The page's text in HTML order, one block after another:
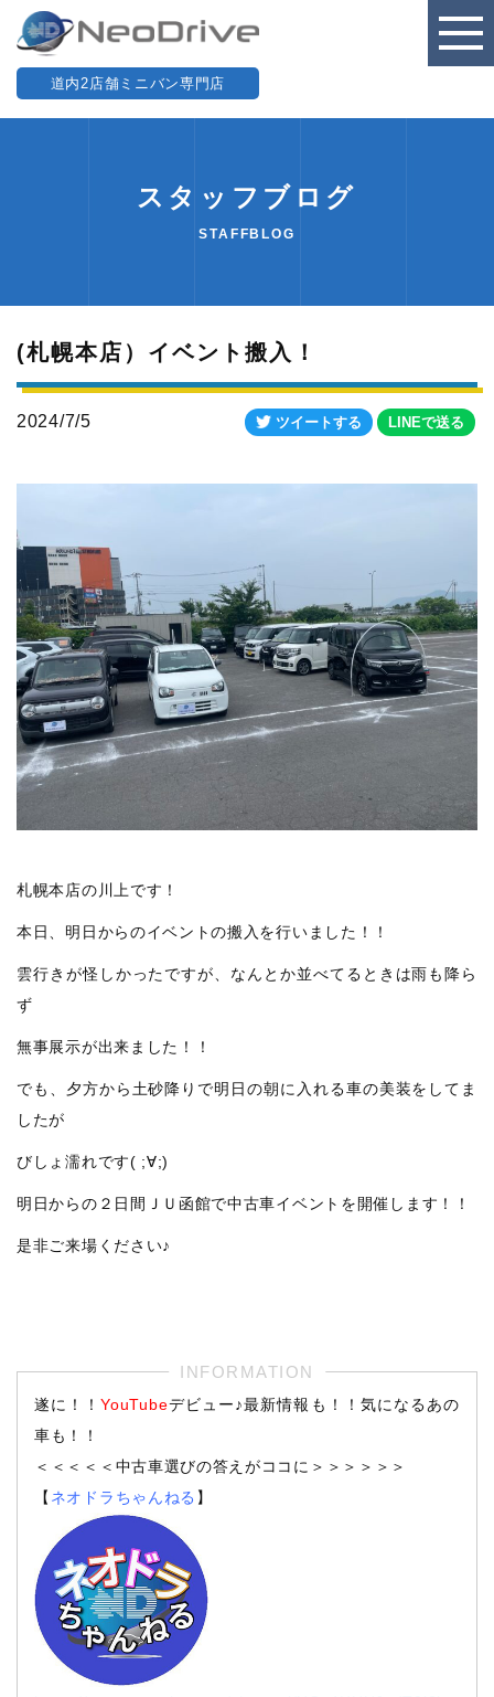
道内2店舗ミニバン専門店
スタッフブログ
STAFFBLOG
(札幌本店）イベント搬入！
2024/7/5 ツイートする LINEで送る
札幌本店の川上です！
本日、明日からのイベントの搬入を行いました！！
雲行きが怪しかったですが、なんとか並べてるときは雨も降ら
ず
無事展示が出来ました！！
でも、夕方から土砂降りで明日の朝に入れる車の美装をしてま
したが
びしょ濡れです( ;∀;)
明日からの２日間ＪＵ函館で中古車イベントを開催します！！
是非ご来場ください♪
遂に！！YouTubeデビュー♪最新情報も！！気になるあの
車も！！
＜＜＜＜＜中古車選びの答えがココに＞＞＞＞＞＞
【 ネオドラちゃんねる 】